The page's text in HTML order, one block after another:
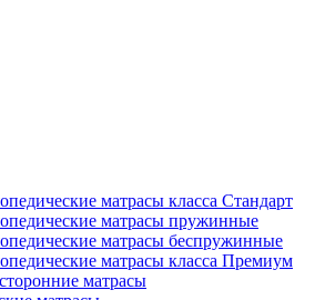
матрасы класса Стандарт
матрасы пружинные
матрасы беспружинные
матрасы класса Премиум
матрасы